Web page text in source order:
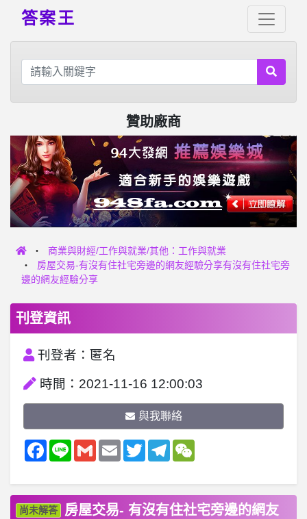
答案王
贊助廠商
商業與財經/工作與就業/其他：工作與就業
房屋交易-有沒有住社宅旁邊的網友經驗分享有沒有住社宅旁
邊的網友經驗分享
刊登資訊
刊登者：匿名
時間：2021-11-16 12:00:03
與我聯絡
Facebook
Line GmailEmail TwitterTelegramWeChat
尚未解答
房屋交易- 有沒有住社宅旁邊的網友